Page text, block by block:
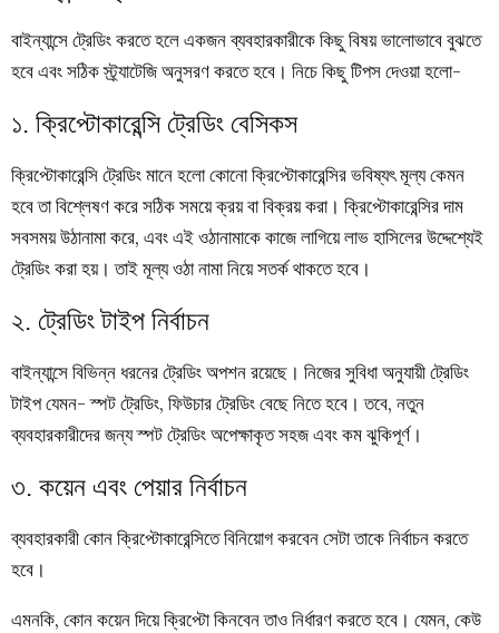
বাইন্যান্সে ট্রেডিং করতে হলে একজন ব্যবহারকারীকে কিছু বিষয় ভালোভাবে বুঝতে
হবে এবং সঠিক স্ট্র্যাটেজি অনুসরণ করতে হবে। নিচে কিছু টিপস দেওয়া হলো-
১. ক্রিপ্টোকারেন্সি ট্রেডিং বেসিকস
ক্রিপ্টোকারেন্সি ট্রেডিং মানে হলো কোনো ক্রিপ্টোকারেন্সির ভবিষ্যৎ মূল্য কেমন
হবে তা বিশ্লেষণ করে সঠিক সময়ে ক্রয় বা বিক্রয় করা। ক্রিপ্টোকারেন্সির দাম
সবসময় উঠানামা করে, এবং এই ওঠানামাকে কাজে লাগিয়ে লাভ হাসিলের উদ্দেশ্যেই
ট্রেডিং করা হয়। তাই মূল্য ওঠা নামা নিয়ে সতর্ক থাকতে হবে।
২. ট্রেডিং টাইপ নির্বাচন
বাইন্যান্সে বিভিন্ন ধরনের ট্রেডিং অপশন রয়েছে। নিজের সুবিধা অনুযায়ী ট্রেডিং
টাইপ যেমন- স্পট ট্রেডিং, ফিউচার ট্রেডিং বেছে নিতে হবে। তবে, নতুন
ব্যবহারকারীদের জন্য স্পট ট্রেডিং অপেক্ষাকৃত সহজ এবং কম ঝুকিপূর্ণ।
৩. কয়েন এবং পেয়ার নির্বাচন
ব্যবহারকারী কোন ক্রিপ্টোকারেন্সিতে বিনিয়োগ করবেন সেটা তাকে নির্বাচন করতে
হবে।
এমনকি, কোন কয়েন দিয়ে ক্রিপ্টো কিনবেন তাও নির্ধারণ করতে হবে। যেমন, কেউ